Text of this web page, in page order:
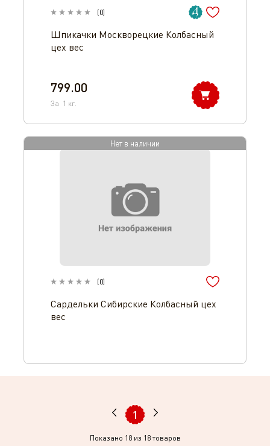
(0)
Шпикачки Москворецкие Колбасный
цех вес
799.00
За 1 кг.
Нет в наличии
(0)
Сардельки Сибирские Колбасный цех
вес
1
Показано 18из 18 товаров